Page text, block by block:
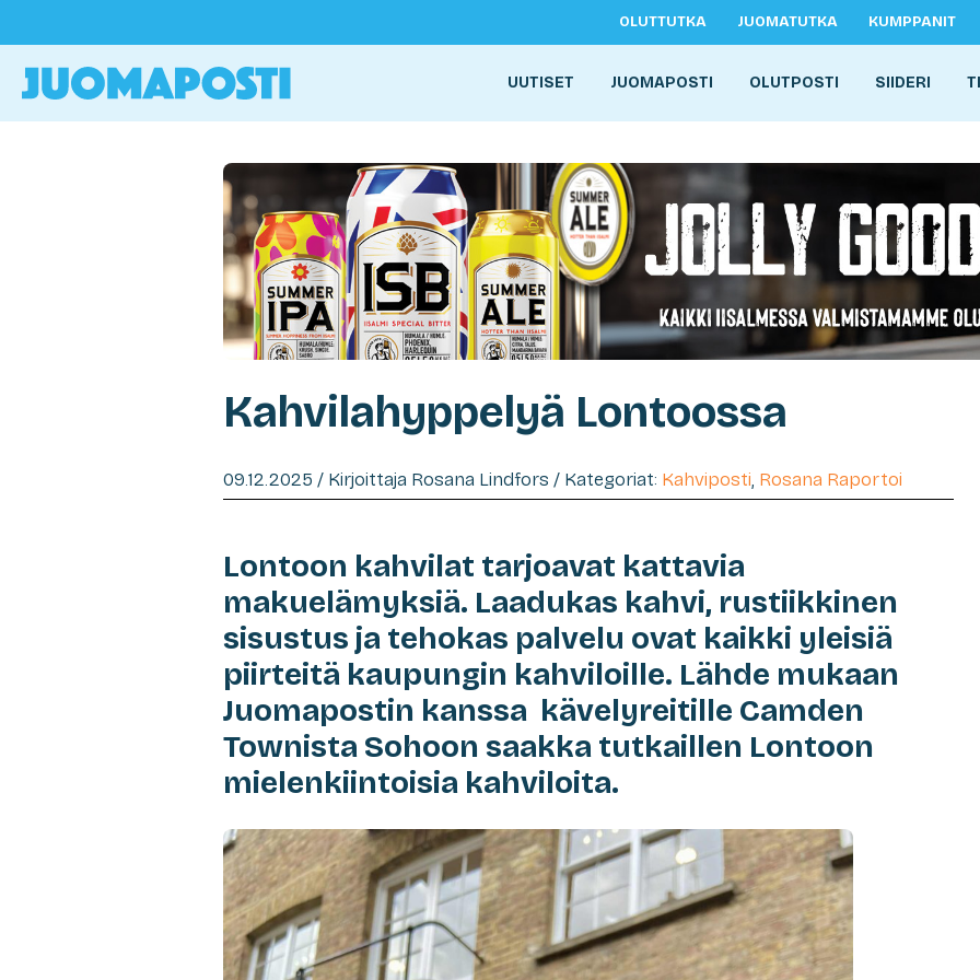
OLUTTUTKA JUOMATUTKA KUMPPANIT
UUTISET JUOMAPOSTI OLUTPOSTI SIIDERI
Kahvilahyppelyä Lontoossa
09.12.2025 / Kirjoittaja Rosana Lindfors / Kategoriat: Kahviposti, Rosana Raportoi
Lontoon kahvilat tarjoavat kattavia
makuelämyksiä. Laadukas kahvi, rustiikkinen
sisustus ja tehokas palvelu ovat kaikki yleisiä
piirteitä kaupungin kahviloille. Lähde mukaan
Juomapostin kanssa kävelyreitille Camden
Townista Sohoon saakka tutkaillen Lontoon
mielenkiintoisia kahviloita.